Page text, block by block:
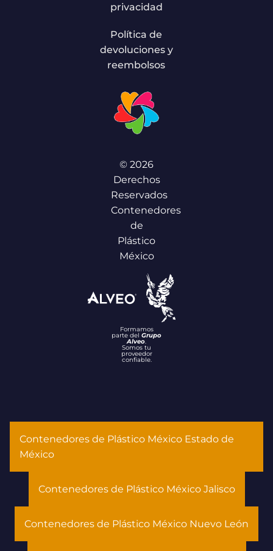
privacidad
Política de
devoluciones y
reembolsos
© 2026
Derechos
Reservados
Contenedores
de
Plástico
México
Formamos
parte del Grupo
Alveo.
Somos tu
proveedor
confiable.
Contenedores de Plástico México Estado de
México
Contenedores de Plástico México Jalisco
Contenedores de Plástico México Nuevo León